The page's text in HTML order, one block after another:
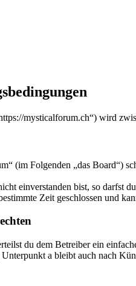
mysticalforum.ch“) wird
(im Folgenden „das Board“)
einverstanden bist, so darfst
Zeit geschlossen und
du dem Betreiber ein
a bleibt auch nach